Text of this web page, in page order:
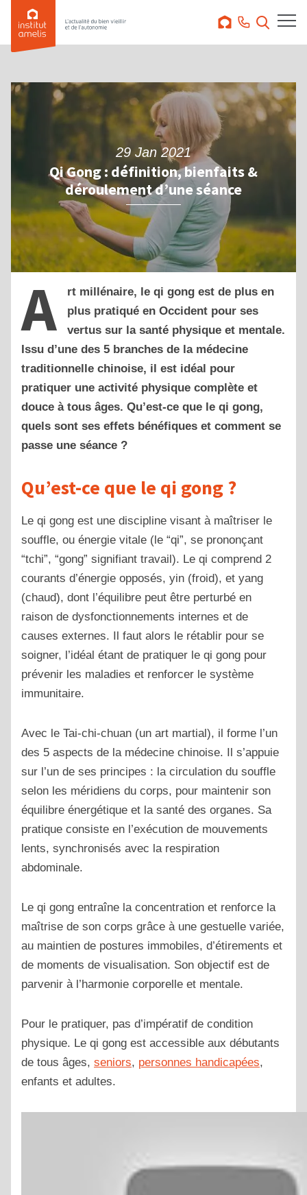
29 Jan 2021
Qi Gong : définition, bienfaits &
déroulement d’une séance
A
rt millénaire, le qi gong est de plus en
plus pratiqué en Occident pour ses
vertus sur la santé physique et mentale.
Issu d’une des 5 branches de la médecine
traditionnelle chinoise, il est idéal pour
pratiquer une activité physique complète et
douce à tous âges. Qu’est-ce que le qi gong,
quels sont ses effets bénéfiques et comment se
passe une séance ?
Qu’est-ce que le qi gong ?
Le qi gong est une discipline visant à maîtriser le
souffle, ou énergie vitale (le “qi”, se prononçant
“tchi”, “gong” signifiant travail). Le qi comprend 2
courants d’énergie opposés, yin (froid), et yang
(chaud), dont l’équilibre peut être perturbé en
raison de dysfonctionnements internes et de
causes externes. Il faut alors le rétablir pour se
soigner, l’idéal étant de pratiquer le qi gong pour
prévenir les maladies et renforcer le système
immunitaire.
Avec le Tai-chi-chuan (un art martial), il forme l’un
des 5 aspects de la médecine chinoise. Il s’appuie
sur l’un de ses principes : la circulation du souffle
selon les méridiens du corps, pour maintenir son
équilibre énergétique et la santé des organes. Sa
pratique consiste en l’exécution de mouvements
lents, synchronisés avec la respiration
abdominale.
Le qi gong entraîne la concentration et renforce la
maîtrise de son corps grâce à une gestuelle variée,
au maintien de postures immobiles, d’étirements et
de moments de visualisation. Son objectif est de
parvenir à l’harmonie corporelle et mentale.
Pour le pratiquer, pas d’impératif de condition
physique. Le qi gong est accessible aux débutants
de tous âges, seniors, personnes handicapées,
enfants et adultes.